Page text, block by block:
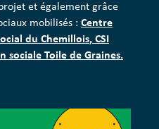
et également grâce
mobilisés : Centre
du Chemillois, CSI
sociale Toile de Graines.